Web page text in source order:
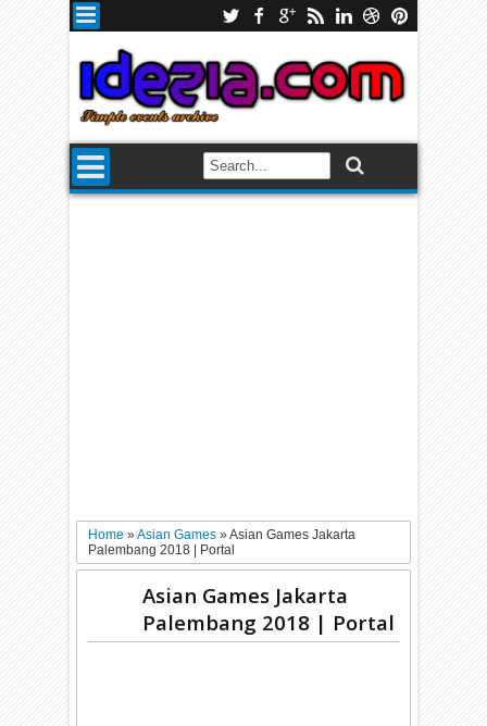
Home»Asian Games»Asian Games Jakarta
Palembang 2018 | Portal
Asian Games Jakarta
Palembang 2018 | Portal